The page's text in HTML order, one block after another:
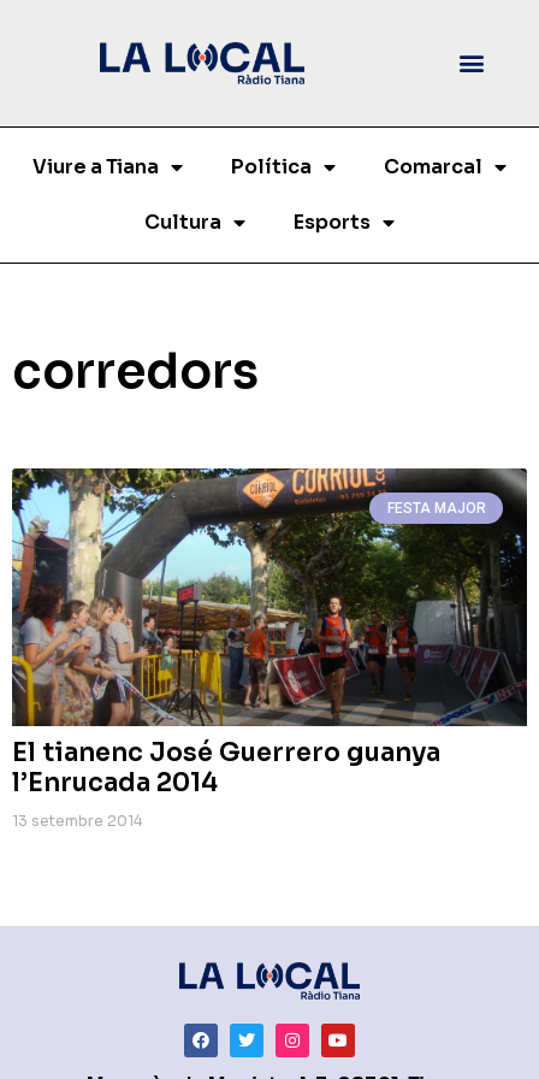
Viure a Tiana Política Comarcal
Cultura Esports
corredors
FESTA MAJOR
El tianenc José Guerrero guanya
l’Enrucada 2014
13 setembre 2014